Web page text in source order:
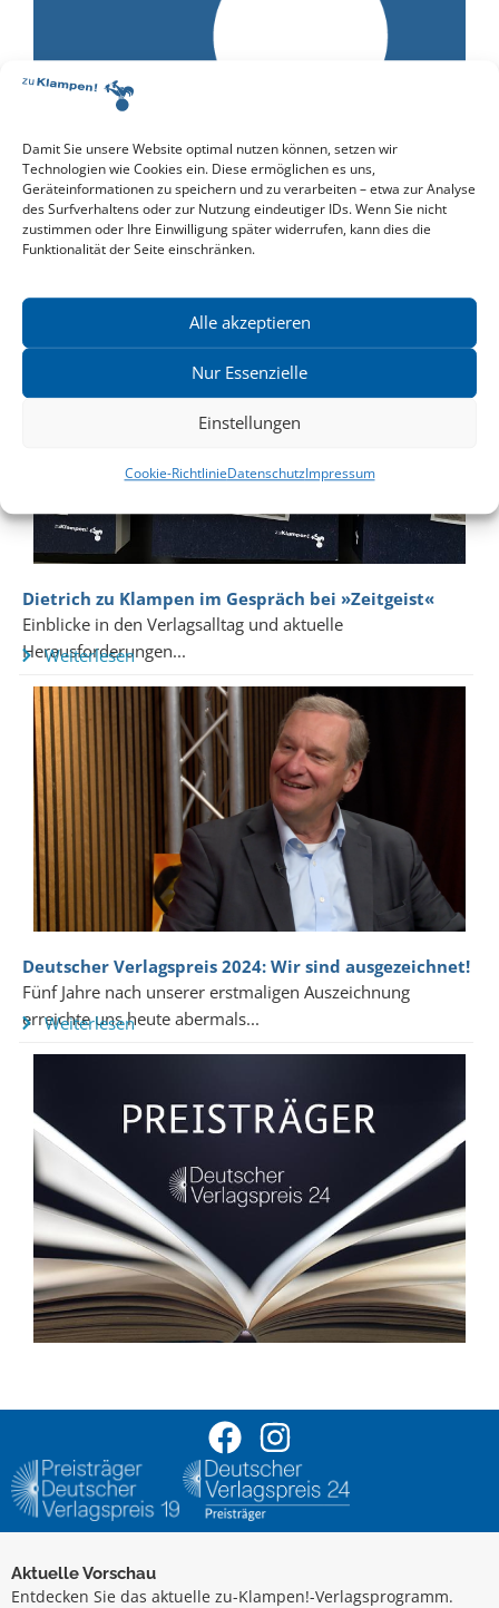
Damit Sie unsere Website optimal nutzen können, setzen wir
Technologien wie Cookies ein. Diese ermöglichen es uns,
Geräteinformationen zu speichern und zu verarbeiten – etwa zur Analyse
des Surfverhaltens oder zur Nutzung eindeutiger IDs. Wenn Sie nicht
zustimmen oder Ihre Einwilligung später widerrufen, kann dies die
Funktionalität der Seite einschränken.
Alle akzeptieren
Nur Essenzielle
Einstellungen
Cookie-RichtlinieDatenschutzImpressum
»Sächsischer Landespreis für Heimatforschung« für
Moritz Grote und Wolfgang Heidrich
Wir gratulieren unseren Autoren Moritz Grote und
Wolfgang Heidrich zum...
Weiterlesen
Dietrich zu Klampen im Gespräch bei »Zeitgeist«
Einblicke in den Verlagsalltag und aktuelle
Herausforderungen...
Weiterlesen
Deutscher Verlagspreis 2024: Wir sind ausgezeichnet!
Fünf Jahre nach unserer erstmaligen Auszeichnung
erreichte uns heute abermals...
Weiterlesen
Aktuelle Vorschau
Entdecken Sie das aktuelle zu-Klampen!-Verlagsprogramm.